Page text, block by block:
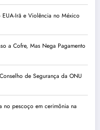
Irã e Violência no México
a Cofre, Mas Nega Pagamento
de Segurança da ONU
no pescoço em cerimônia na